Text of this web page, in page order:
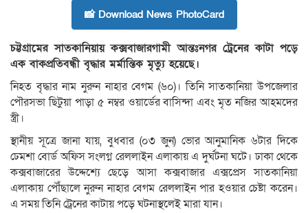
📸 Download News PhotoCard
চট্টগ্রামের সাতকানিয়ায় কক্সবাজারগামী আন্তঃনগর ট্রেনের কাটা পড়ে
এক বাকপ্রতিবন্ধী বৃদ্ধার মর্মান্তিক মৃত্যু হয়েছে।
নিহত বৃদ্ধার নাম নুরুন নাহার বেগম (৬০)। তিনি সাতকানিয়া উপজেলার
পৌরসভা ছিটুয়া পাড়া ৫ নম্বর ওয়ার্ডের বাসিন্দা এবং মৃত নজির আহমদের
স্ত্রী।
স্থানীয় সূত্রে জানা যায়, বুধবার (০৩ জুন) ভোর আনুমানিক ৬টার দিকে
ঢেমশা বোর্ড অফিস সংলগ্ন রেললাইন এলাকায় এ দুর্ঘটনা ঘটে। ঢাকা থেকে
কক্সবাজারের উদ্দেশ্যে ছেড়ে আসা কক্সবাজার এক্সপ্রেস সাতকানিয়া
এলাকায় পৌঁছালে নুরুন নাহার বেগম রেললাইন পার হওয়ার চেষ্টা করেন।
এ সময় তিনি ট্রেনের কাটায় পড়ে ঘটনাস্থলেই মারা যান।